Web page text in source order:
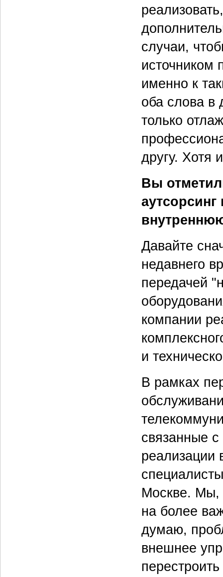
случаи,
источником
именно к
оба слова в
только
другу. Хотя
Вы
Давайте
недавнего
передачей
компании
и
В рамках
связанные
реализации
Москве. Мы,
на более
думаю,
внешнее